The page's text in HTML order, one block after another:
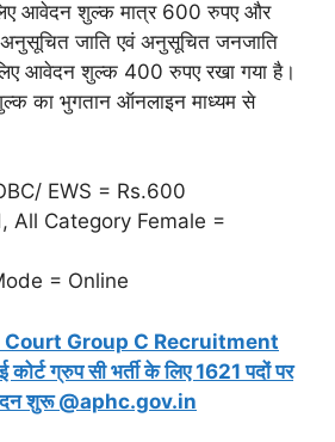
आवेदन शुल्क मात्र 600 रुपए और
अनुसूचित जाति एवं अनुसूचित जनजाति
आवेदन शुल्क 400 रुपए रखा गया है।
का भुगतान ऑनलाइन माध्यम से
EWS = Rs.600
All Category Female =
= Online
Court Group C Recruitment
ग्रुप सी भर्ती के लिए 1621 पदों पर
शुरू @aphc.gov.in